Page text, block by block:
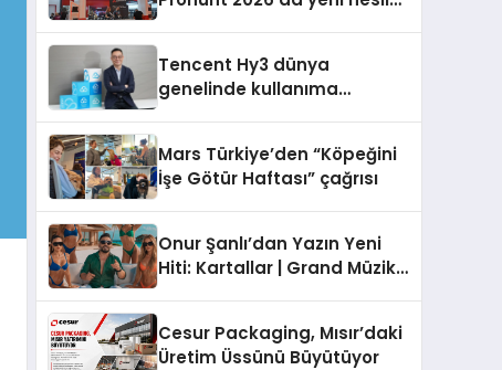
Tencent Hy3 dünya
genelinde kullanıma
Mars Türkiye’den “Köpeğini
İşe Götür Haftası” çağrısı
Onur Şanlı’dan Yazın Yeni
Hiti: Kartallar | Grand Müzik
Cesur Packaging, Mısır’daki
Üretim Üssünü Büyütüyor